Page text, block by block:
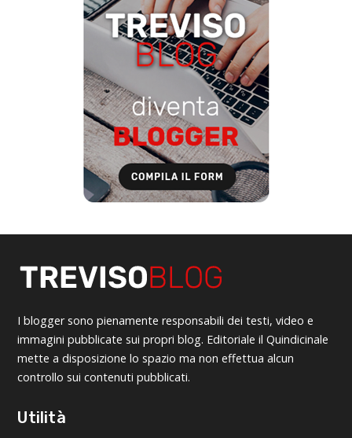
I blogger sono pienamente responsabili dei testi, video e
immagini pubblicate sui propri blog. Editoriale il Quindicinale
mette a disposizione lo spazio ma non effettua alcun
controllo sui contenuti pubblicati.
Utilità